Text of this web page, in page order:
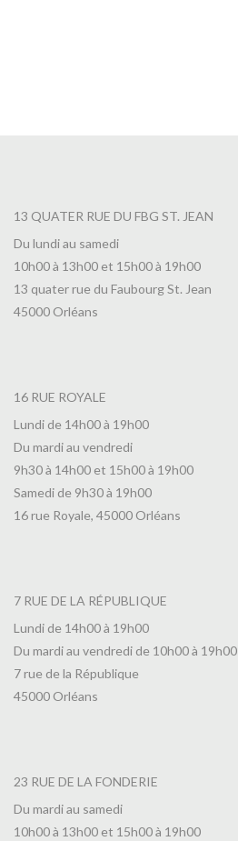
13 QUATER RUE DU FBG ST. JEAN
Du lundi au samedi
10h00 à 13h00 et 15h00 à 19h00
13 quater rue du Faubourg St. Jean
45000 Orléans
16 RUE ROYALE
Lundi de 14h00 à 19h00
Du mardi au vendredi
9h30 à 14h00 et 15h00 à 19h00
Samedi de 9h30 à 19h00
16 rue Royale, 45000 Orléans
7 RUE DE LA RÉPUBLIQUE
Lundi de 14h00 à 19h00
Du mardi au vendredi de 10h00 à 19h00
7 rue de la République
45000 Orléans
23 RUE DE LA FONDERIE
Du mardi au samedi
10h00 à 13h00 et 15h00 à 19h00